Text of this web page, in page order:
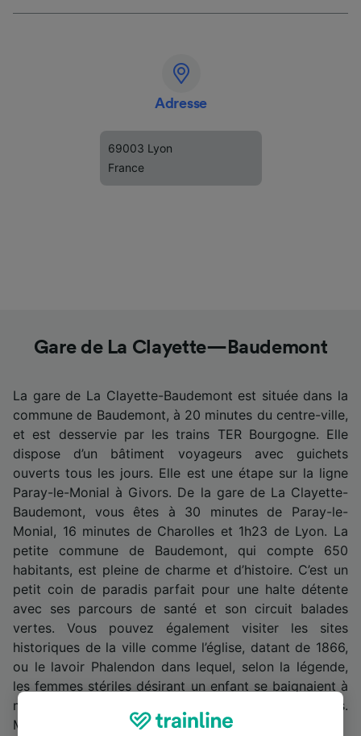
Adresse
69003 Lyon
France
Gare de La Clayette—Baudemont
La gare de La Clayette-Baudemont est située dans la
commune de Baudemont, à 20 minutes du centre-ville,
et est desservie par les trains TER Bourgogne. Elle
dispose d’un bâtiment voyageurs avec guichets
ouverts tous les jours. Elle est une étape sur la ligne
Paray-le-Monial à Givors. De la gare de La Clayette-
Baudemont, vous êtes à 30 minutes de Paray-le-
Monial, 16 minutes de Charolles et 1h23 de Lyon. La
petite commune de Baudemont, qui compte 650
habitants, est pleine de charme et d’histoire. C’est un
petit coin de paradis parfait pour une halte détente
avec ses parcours de santé et son circuit balades
vertes. Vous pouvez également visiter les sites
historiques de la ville comme l’église, datant de 1866,
ou le lavoir Phalendon dans lequel, selon la légende,
les femmes stériles désirant un enfant se baignaient à
minuit, les soirs de pleine lune pour devenir fertiles.
Miracle ou pas ? À vous de le découvrir.